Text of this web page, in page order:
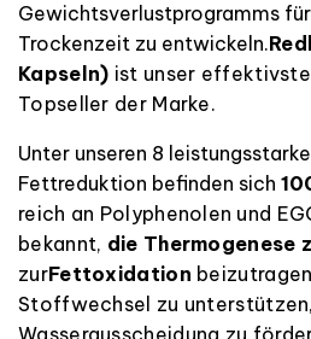
Gewichtsverlustprogramms
Trockenzeit zu entwickeln.
Kapseln) ist unser
Topseller der Marke.
Unter unseren 8
Fettreduktion befinden sich
reich an Polyphenolen und
bekannt, die Thermogenese
zurFettoxidation beizutragen
Stoffwechsel zu